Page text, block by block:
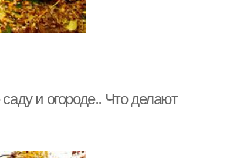
и огороде.. Что делают